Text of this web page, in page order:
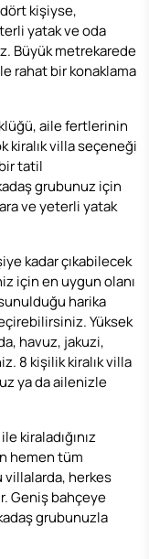
kişiyse,
yatak ve oda
Büyük metrekarede
rahat bir konaklama
aile fertlerinin
kiralık villa seçeneği
tatil
grubunuz için
ve yeterli yatak
kadar çıkabilecek
için en uygun olanı
harika
Yüksek
havuz, jakuzi,
8 kişilik kiralık villa
ya da ailenizle
kiraladığınız
hemen tüm
villalarda, herkes
Geniş bahçeye
grubunuzla